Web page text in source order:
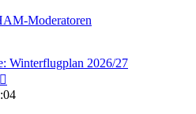
Moderatoren
Winterflugplan 2026/27
Beitrag